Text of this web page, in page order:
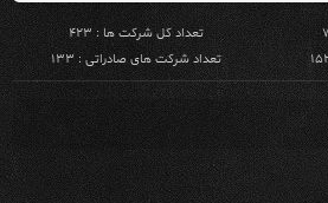
تعداد کل شرکت ها : ۴۲۳
تعداد شرکت های صادراتی : ۱۳۳